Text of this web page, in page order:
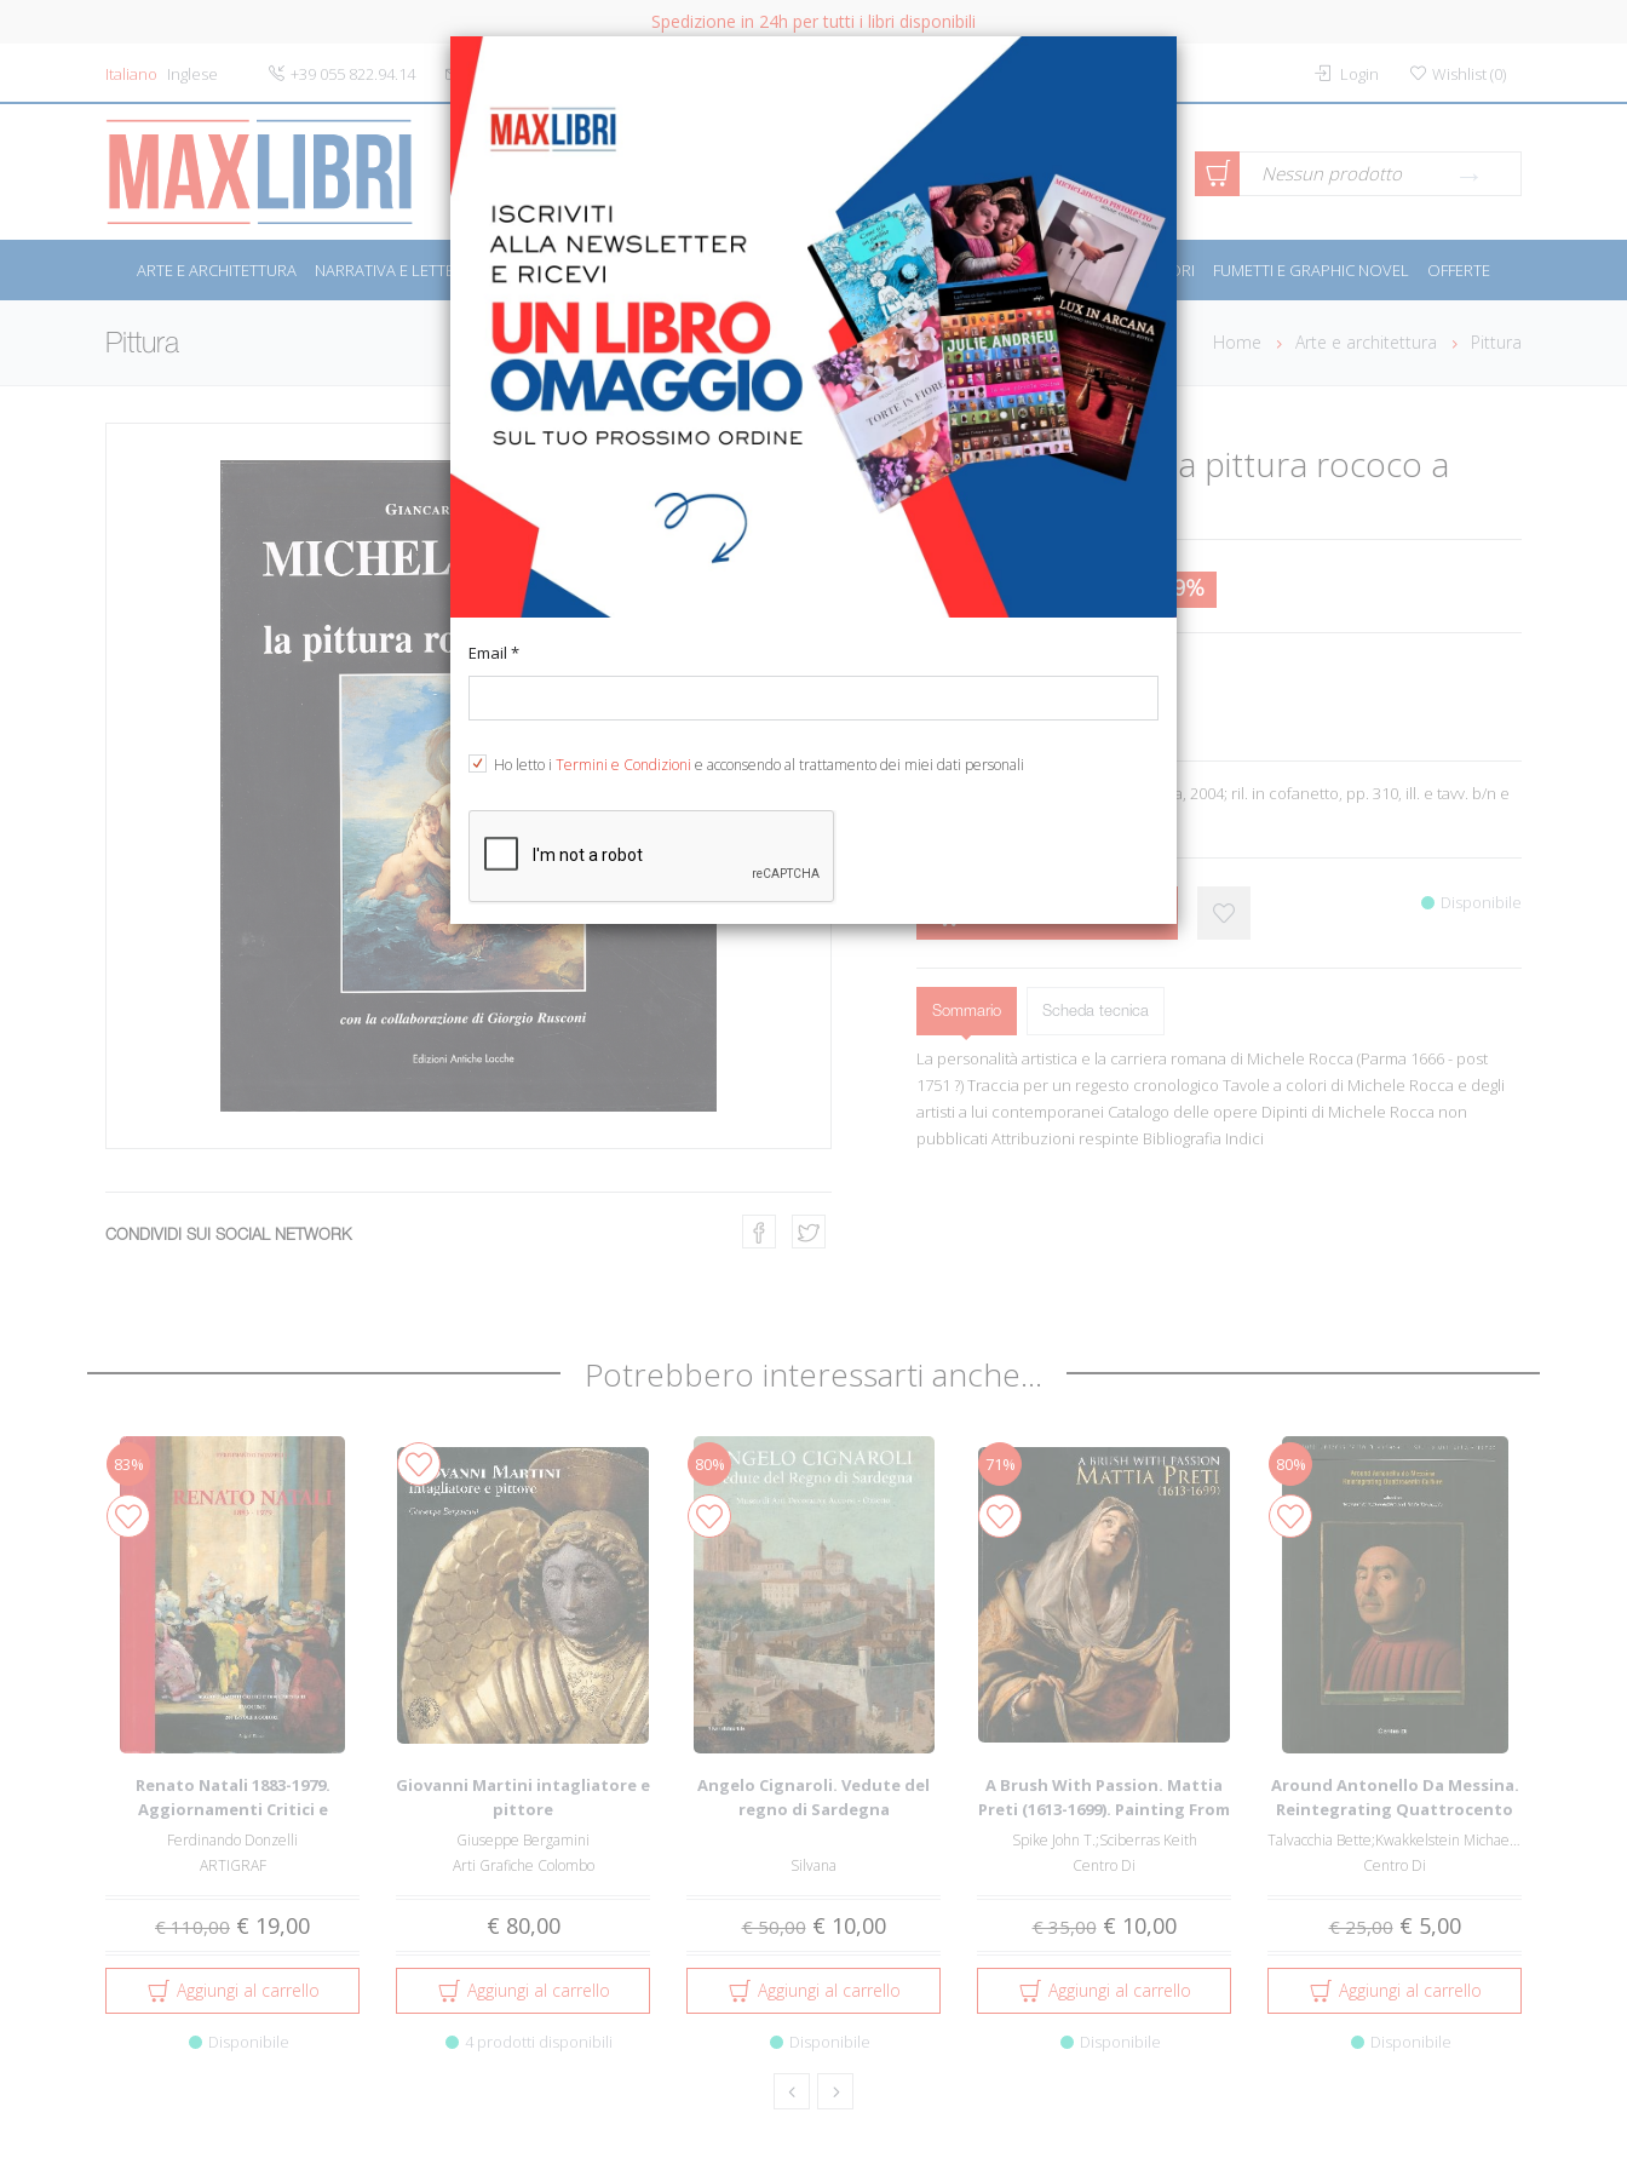
Spedizione in 24h per tutti i libri disponibili
Italiano Inglese +39 055 822.94.14 info@maxlibri.it Login Wishlist(0)
CERCA Ricerca avanzata Nessun prodotto
ARTE E ARCHITETTURA NARRATIVA E LETTERATURA SAGGISTICA LIBRI PER BAMBINI E RAGAZZI MANUALI - GUIDE - CORSI SPORT E MOTORI FUMETTI E GRAPHIC NOVEL OFFERTE
Pittura Home Arte e architettura Pittura
CONDIVIDI SUI SOCIAL NETWORK
Michele Rocca e la pittura rococo a
Roma
€ 19,00 89%
Codice: 19336178708387
Categoria: Pittura
Contributi di Giorgio Rusconi. Brescia, 2004; ril. in cofanetto, pp. 310, ill. e tavv. b/n e
Disponibile
Sommario Scheda tecnica
La personalità artistica e la carriera romana di Michele Rocca (Parma 1666 - post
1751 ?) Traccia per un regesto cronologico Tavole a colori di Michele Rocca e degli
artisti a lui contemporanei Catalogo delle opere Dipinti di Michele Rocca non
pubblicati Attribuzioni respinte Bibliografia Indici
Potrebbero interessarti anche...
83%
Renato Natali 1883-1979.
Aggiornamenti Critici e
Documentari con ...
Ferdinando Donzelli
ARTIGRAF
€ 110,00 € 19,00
Aggiungi al carrello
Disponibile
Giovanni Martini intagliatore e
pittore
Giuseppe Bergamini
Arti Grafiche Colombo
€ 80,00
Aggiungi al carrello
4 prodotti disponibili
80%
Angelo Cignaroli. Vedute del
regno di Sardegna
Silvana
€ 50,00 € 10,00
Aggiungi al carrello
Disponibile
71%
A Brush With Passion. Mattia
Preti (1613-1699). Painting From
Nor...
Spike John T.;Sciberras Keith
Centro Di
€ 35,00 € 10,00
Aggiungi al carrello
Disponibile
80%
Around Antonello Da Messina.
Reintegrating Quattrocento
Culture.
Talvacchia Bette;Kwakkelstein Michael W.
Centro Di
€ 25,00 € 5,00
Aggiungi al carrello
Disponibile
Email *
Ho letto i Termini e Condizioni e acconsendo al trattamento dei miei dati personali